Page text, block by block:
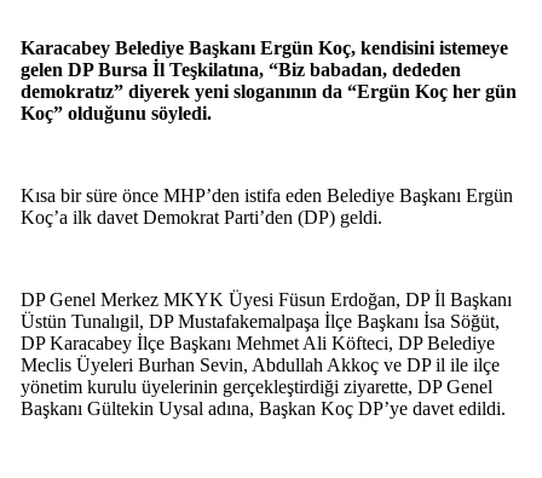
Karacabey Belediye Başkanı Ergün Koç, kendisini istemeye
gelen DP Bursa İl Teşkilatına, “Biz babadan, dededen
demokratız” diyerek yeni sloganının da “Ergün Koç her gün
Koç” olduğunu söyledi.
Kısa bir süre önce MHP’den istifa eden Belediye Başkanı Ergün
Koç’a ilk davet Demokrat Parti’den (DP) geldi.
DP Genel Merkez MKYK Üyesi Füsun Erdoğan, DP İl Başkanı
Üstün Tunalıgil, DP Mustafakemalpaşa İlçe Başkanı İsa Söğüt,
DP Karacabey İlçe Başkanı Mehmet Ali Köfteci, DP Belediye
Meclis Üyeleri Burhan Sevin, Abdullah Akkoç ve DP il ile ilçe
yönetim kurulu üyelerinin gerçekleştirdiği ziyarette, DP Genel
Başkanı Gültekin Uysal adına, Başkan Koç DP’ye davet edildi.